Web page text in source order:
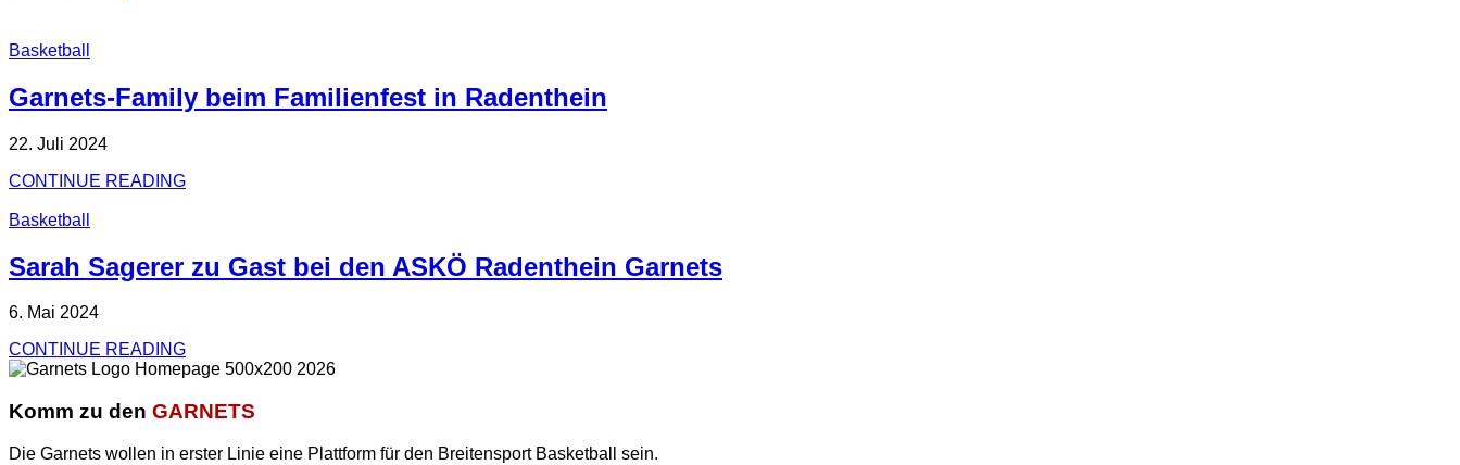
Basketball
Garnets-Family beim Familienfest in Radenthein
22. Juli 2024
CONTINUE READING
Basketball
Sarah Sagerer zu Gast bei den ASKÖ Radenthein Garnets
6. Mai 2024
CONTINUE READING
Komm zu den GARNETS
Die Garnets wollen in erster Linie eine Plattform für den Breitensport Basketball sein.